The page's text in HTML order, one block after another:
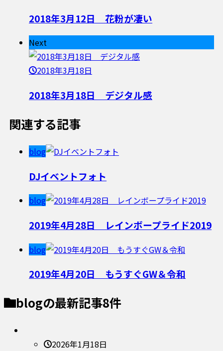
2018年3月12日 花粉が凄い
Next
2018年3月18日
2018年3月18日 デジタル感
関連する記事
blog
DJイベントフォト
blog
2019年4月28日 レインボープライド2019
blog
2019年4月20日 もうすぐGW＆令和
blogの最新記事8件
2026年1月18日